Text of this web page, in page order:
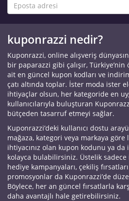
kuponrazzi nedir?
Kuponrazzi, online alışveriş
bir paparazzi gibi çalışır,
ait en güncel kupon kodları ve
çatı altında toplar. İster moda ister
ihtiyaçlar olsun, her kategoride en
kullanıcılarıyla buluşturan
bütçeden tasarruf etmeyi sağlar.
Kuponrazzi’deki kullanıcı dostu
mağaza, kategori veya markaya
ihtiyacınız olan kupon kodunu ya da
kolayca bulabilirsiniz. Üstelik
hediye kampanyaları, çekiliş
promosyonlar da Kuponrazzi’de
Böylece, her an güncel fırsatlarla
daha avantajlı hale getirebilirsiniz.